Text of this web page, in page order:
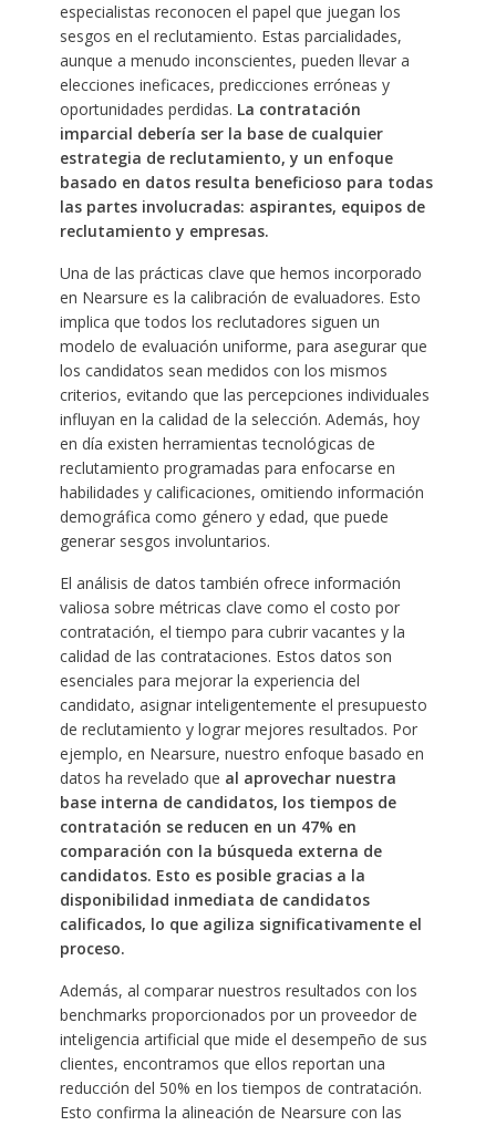
especialistas reconocen el papel que juegan los
sesgos en el reclutamiento. Estas parcialidades,
aunque a menudo inconscientes, pueden llevar a
elecciones ineficaces, predicciones erróneas y
oportunidades perdidas. La contratación
imparcial debería ser la base de cualquier
estrategia de reclutamiento, y un enfoque
basado en datos resulta beneficioso para todas
las partes involucradas: aspirantes, equipos de
reclutamiento y empresas.
Una de las prácticas clave que hemos incorporado
en Nearsure es la calibración de evaluadores. Esto
implica que todos los reclutadores siguen un
modelo de evaluación uniforme, para asegurar que
los candidatos sean medidos con los mismos
criterios, evitando que las percepciones individuales
influyan en la calidad de la selección. Además, hoy
en día existen herramientas tecnológicas de
reclutamiento programadas para enfocarse en
habilidades y calificaciones, omitiendo información
demográfica como género y edad, que puede
generar sesgos involuntarios.
El análisis de datos también ofrece información
valiosa sobre métricas clave como el costo por
contratación, el tiempo para cubrir vacantes y la
calidad de las contrataciones. Estos datos son
esenciales para mejorar la experiencia del
candidato, asignar inteligentemente el presupuesto
de reclutamiento y lograr mejores resultados. Por
ejemplo, en Nearsure, nuestro enfoque basado en
datos ha revelado que al aprovechar nuestra
base interna de candidatos, los tiempos de
contratación se reducen en un 47% en
comparación con la búsqueda externa de
candidatos. Esto es posible gracias a la
disponibilidad inmediata de candidatos
calificados, lo que agiliza significativamente el
proceso.
Además, al comparar nuestros resultados con los
benchmarks proporcionados por un proveedor de
inteligencia artificial que mide el desempeño de sus
clientes, encontramos que ellos reportan una
reducción del 50% en los tiempos de contratación.
Esto confirma la alineación de Nearsure con las